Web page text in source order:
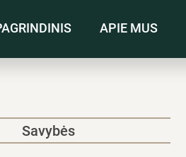
APIE MUS
Savybės